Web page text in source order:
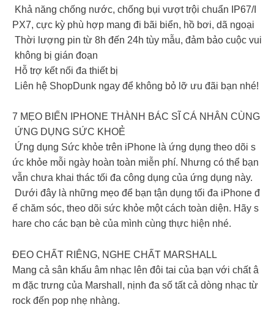
Khả năng chống nước, chống bụi vượt trội chuẩn IP67/I
PX7, cực kỳ phù hợp mang đi bãi biển, hồ bơi, dã ngoại
Thời lượng pin từ 8h đến 24h tùy mẫu, đảm bảo cuộc vui
không bị gián đoạn
Hỗ trợ kết nối đa thiết bị
Liên hệ ShopDunk ngay để không bỏ lỡ ưu đãi bạn nhé!
7 MẸO BIẾN IPHONE THÀNH BÁC SĨ CÁ NHÂN CÙNG
ỨNG DỤNG SỨC KHOẺ
Ứng dụng Sức khỏe trên iPhone là ứng dụng theo dõi s
ức khỏe mỗi ngày hoàn toàn miễn phí. Nhưng có thể bạn
vẫn chưa khai thác tối đa công dụng của ứng dụng này.
Dưới đây là những mẹo để bạn tận dụng tối đa iPhone đ
ể chăm sóc, theo dõi sức khỏe một cách toàn diện. Hãy s
hare cho các bạn bè của mình cùng thực hiện nhé.
ĐEO CHẤT RIÊNG, NGHE CHẤT MARSHALL
Mang cả sân khấu âm nhạc lên đôi tai của bạn với chất â
m đặc trưng của Marshall, nịnh đa số tất cả dòng nhạc từ
rock đến pop nhẹ nhàng.